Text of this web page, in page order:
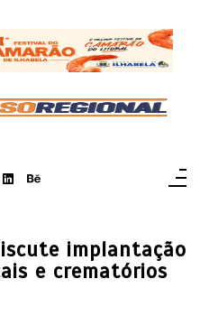
implantação
e crematórios